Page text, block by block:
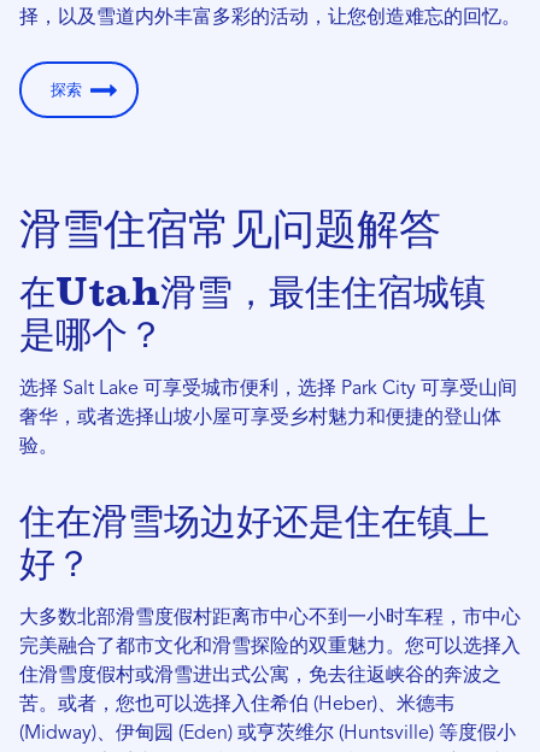
择，以及雪道内外丰富多彩的活动，让您创造难忘的回忆。
探索
滑雪住宿常见问题解答
在Utah滑雪，最佳住宿城镇
是哪个？
选择 Salt Lake 可享受城市便利，选择 Park City 可享受山间
奢华，或者选择山坡小屋可享受乡村魅力和便捷的登山体
验。
住在滑雪场边好还是住在镇上
好？
大多数北部滑雪度假村距离市中心不到一小时车程，市中心
完美融合了都市文化和滑雪探险的双重魅力。您可以选择入
住滑雪度假村或滑雪进出式公寓，免去往返峡谷的奔波之
苦。或者，您也可以选择入住希伯 (Heber)、米德韦
(Midway)、伊甸园 (Eden) 或亨茨维尔 (Huntsville) 等度假小